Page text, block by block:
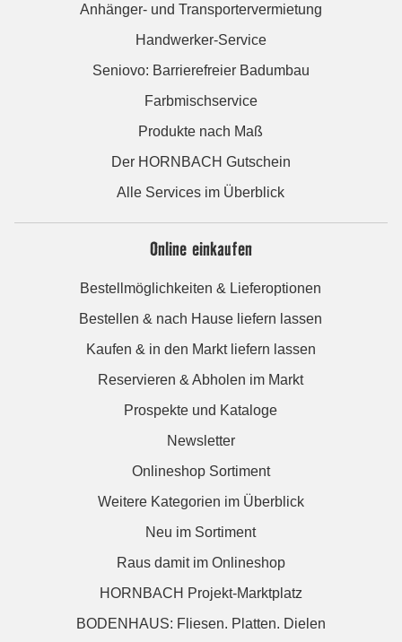
Anhänger- und Transportervermietung
Handwerker-Service
Seniovo: Barrierefreier Badumbau
Farbmischservice
Produkte nach Maß
Der HORNBACH Gutschein
Alle Services im Überblick
Online einkaufen
Bestellmöglichkeiten & Lieferoptionen
Bestellen & nach Hause liefern lassen
Kaufen & in den Markt liefern lassen
Reservieren & Abholen im Markt
Prospekte und Kataloge
Newsletter
Onlineshop Sortiment
Weitere Kategorien im Überblick
Neu im Sortiment
Raus damit im Onlineshop
HORNBACH Projekt-Marktplatz
BODENHAUS: Fliesen. Platten. Dielen